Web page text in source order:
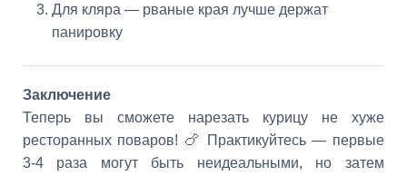
Для кляра — рваные края лучше держат
панировку
Заключение
Теперь вы сможете нарезать курицу не хуже
ресторанных поваров! 🍗 Практикуйтесь — первые
3-4 раза могут быть неидеальными, но затем